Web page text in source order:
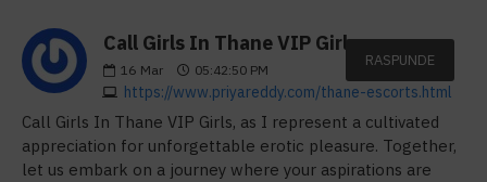
Call Girls In Thane VIP Girls,:
16 Mar 05:42:50 PM
https://www.priyareddy.com/thane-escorts.html
RASPUNDE
Call Girls In Thane VIP Girls, as I represent a cultivated
appreciation for unforgettable erotic pleasure. Together,
let us embark on a journey where your aspirations are